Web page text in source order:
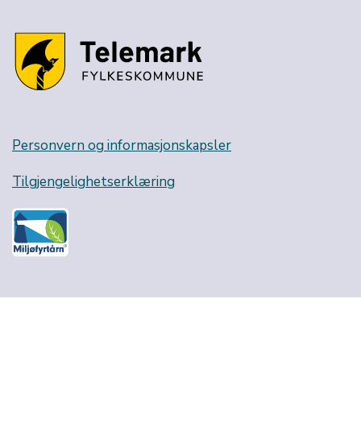
Personvern og informasjonskapsler
Tilgjengelighetserklæring